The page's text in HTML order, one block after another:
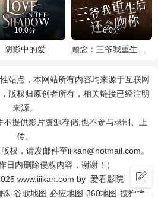
10.0分
阴影中的爱
6.0分
站点，本网站所有内容均来源于互联网
版权归原创者所有，相关链接已经注明
来源。
提供影片资源存储,也不参与录制、上
传。
权，请发邮件至iiikan@hotmail.com。
日内删除侵权内容，谢谢！）
www.iiikan.com by 爱看影院
蛛-谷歌地图-必应地图-360地图-搜狗地